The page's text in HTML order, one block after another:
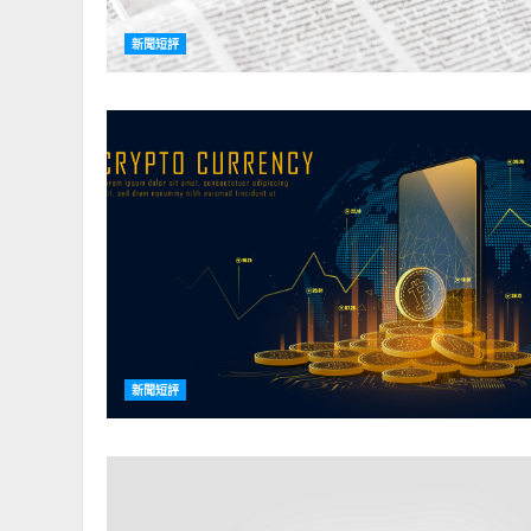
新聞短評
新聞短評